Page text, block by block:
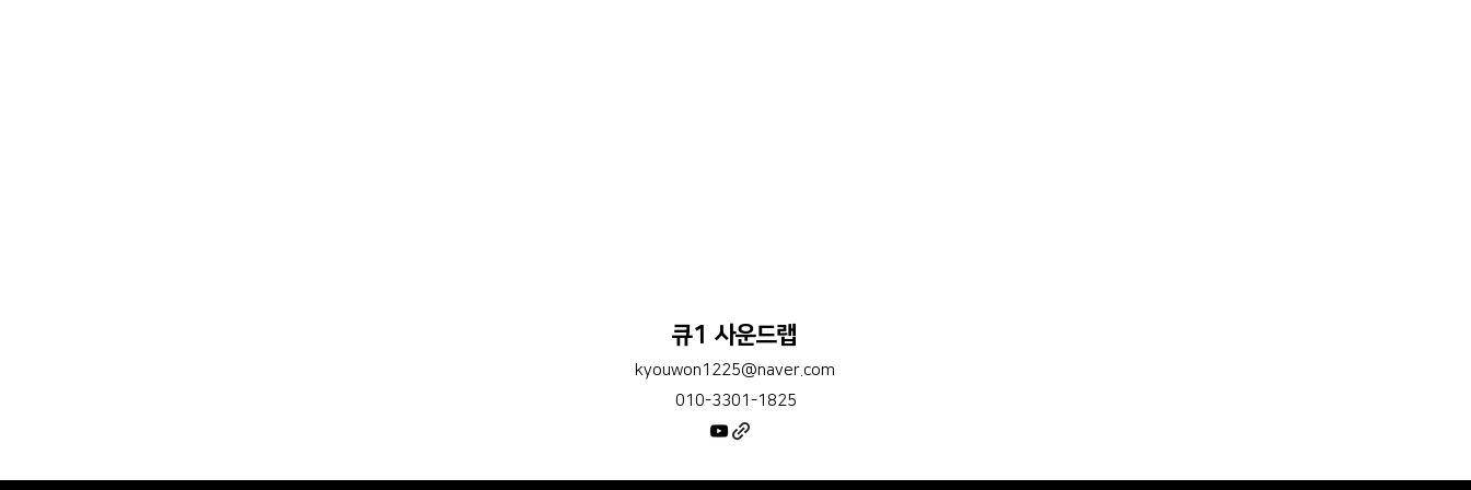
큐1 사운드랩
kyouwon1225@naver.com
010-3301-1825